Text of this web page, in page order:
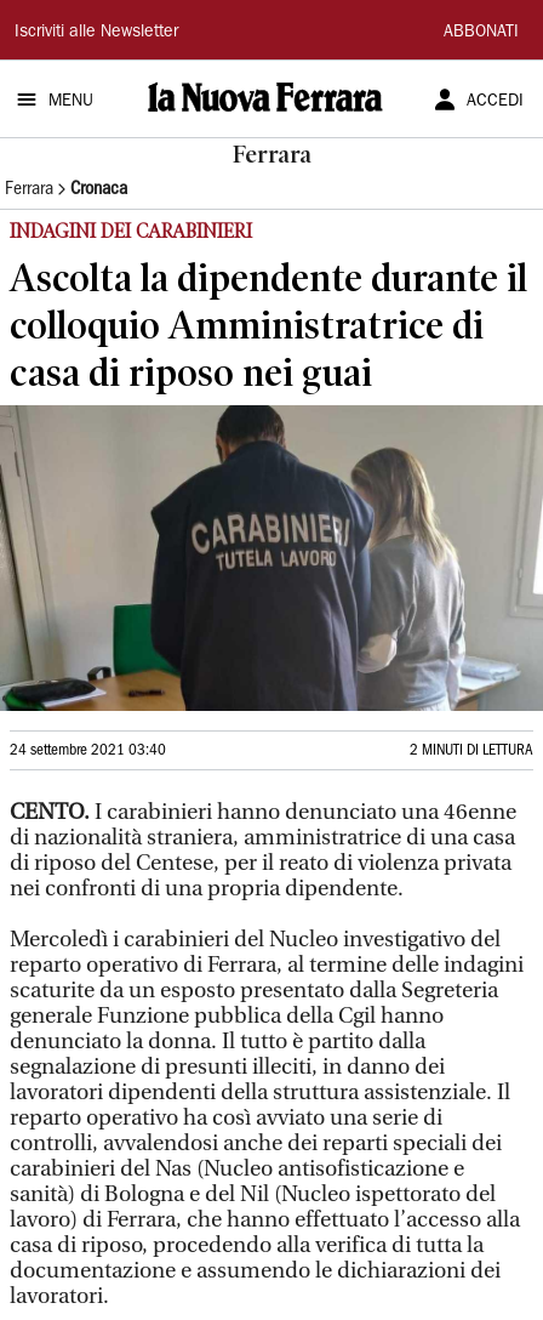
La
Nuova
Ferrara
Iscriviti alle Newsletter ABBONATI
MENU ACCEDI
Ferrara
Ferrara Cronaca
INDAGINI DEI CARABINIERI
Ascolta la dipendente durante il
colloquio Amministratrice di
casa di riposo nei guai
24 settembre 2021 03:40 2 MINUTI DI LETTURA
CENTO.I carabinieri hanno denunciato una 46enne
di nazionalità straniera, amministratrice di una casa
di riposo del Centese, per il reato di violenza privata
nei confronti di una propria dipendente.
Mercoledì i carabinieri del Nucleo investigativo del
reparto operativo di Ferrara, al termine delle indagini
scaturite da un esposto presentato dalla Segreteria
generale Funzione pubblica della Cgil hanno
denunciato la donna. Il tutto è partito dalla
segnalazione di presunti illeciti, in danno dei
lavoratori dipendenti della struttura assistenziale. Il
reparto operativo ha così avviato una serie di
controlli, avvalendosi anche dei reparti speciali dei
carabinieri del Nas (Nucleo antisofisticazione e
sanità) di Bologna e del Nil (Nucleo ispettorato del
lavoro) di Ferrara, che hanno effettuato l’accesso alla
casa di riposo, procedendo alla verifica di tutta la
documentazione e assumendo le dichiarazioni dei
lavoratori.